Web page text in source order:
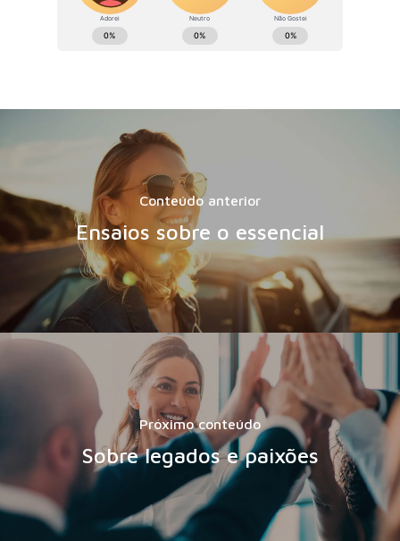
Conteúdo anterior
Ensaios sobre o essencial
Próximo conteúdo
Sobre legados e paixões